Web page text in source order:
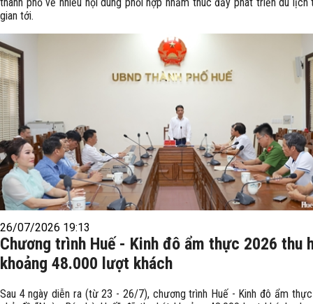
gian tới.
26/07/2026 19:13
Chương trình Huế - Kinh đô ẩm thực 2026 thu
khoảng 48.000 lượt khách
Sau 4 ngày diễn ra (từ 23 - 26/7), chương trình Huế - Kinh đô ẩm